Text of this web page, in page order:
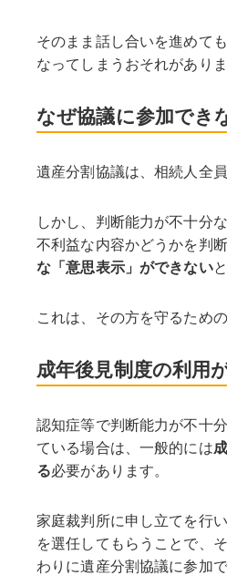
そのまま話し合いを進めて
なってしまうおそれがありま
なぜ協議に参加でき
遺産分割協議は、相続人全
しかし、判断能力が不十分
不利益な内容かどうかを判
な「意思表示」ができない
これは、その方を守るため
成年後見制度の利用
認知症等で判断能力が不十
ている場合は、一般的には
る必要があります。
家庭裁判所に申し立てを行
を選任してもらうことで、
わりに遺産分割協議に参加